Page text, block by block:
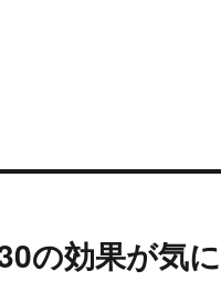
の効果が気